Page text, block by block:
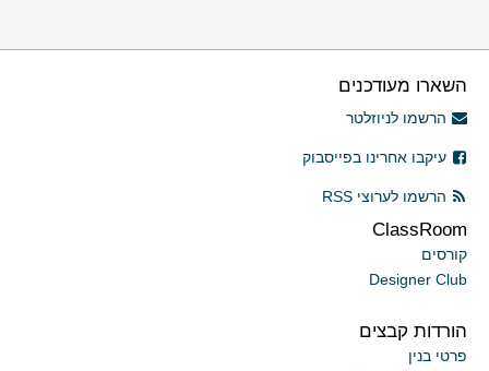
השארו מעודכנים
הרשמו לניוזלטר
עיקבו אחרינו בפייסבוק
הרשמו לערוצי RSS
ClassRoom
קורסים
Designer Club
הורדות קבצים
פרטי בנין